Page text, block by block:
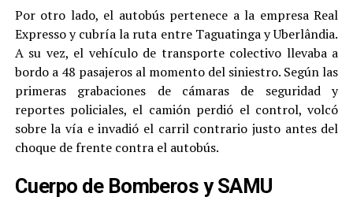
Por otro lado, el autobús pertenece a la empresa Real
Expresso y cubría la ruta entre Taguatinga y Uberlândia.
A su vez, el vehículo de transporte colectivo llevaba a
bordo a 48 pasajeros al momento del siniestro. Según las
primeras grabaciones de cámaras de seguridad y
reportes policiales, el camión perdió el control, volcó
sobre la vía e invadió el carril contrario justo antes del
choque de frente contra el autobús.
Cuerpo de Bomberos y SAMU